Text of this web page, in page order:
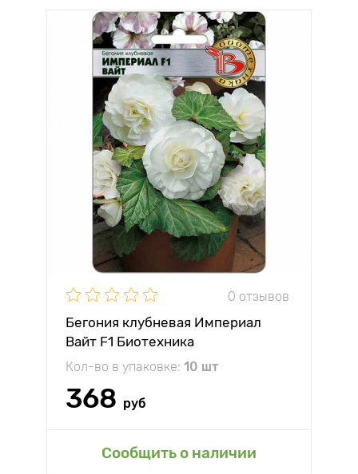
0 отзывов
Бегония клубневая Империал
Вайт F1 Биотехника
Кол-во в упаковке: 10 шт
368 руб
Сообщить о наличии